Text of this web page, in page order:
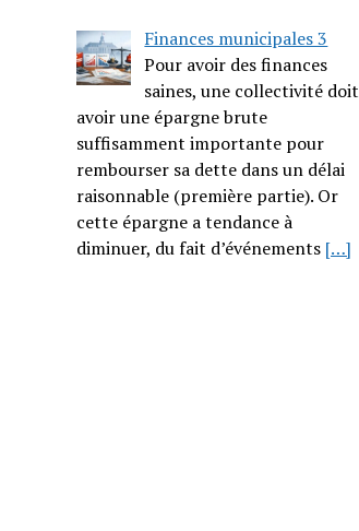
Finances municipales 3
Pour avoir des finances
saines, une collectivité doit
avoir une épargne brute
suffisamment importante pour
rembourser sa dette dans un délai
raisonnable (première partie). Or
cette épargne a tendance à
diminuer, du fait d’événements […]